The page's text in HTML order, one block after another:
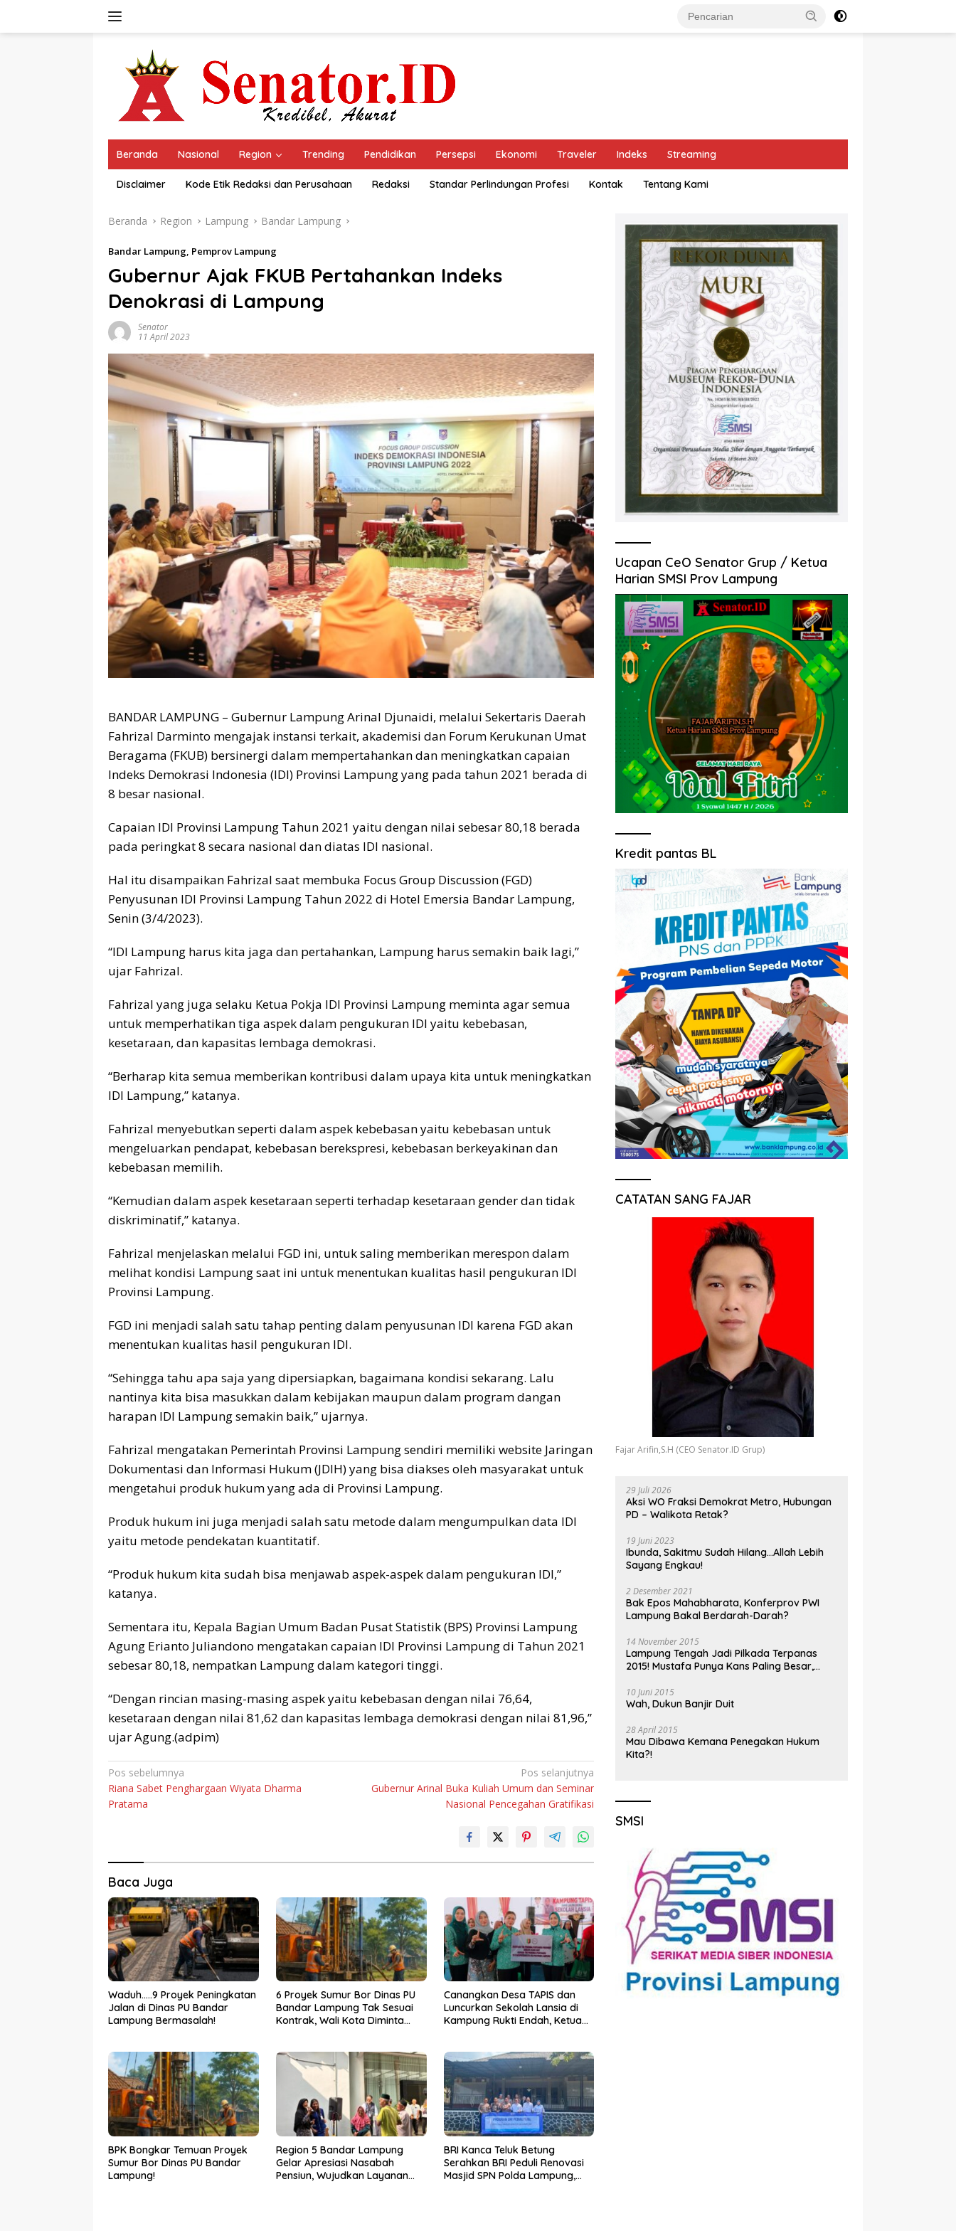
Beranda Nasional Region Trending Pendidikan Persepsi Ekonomi Traveler Indeks Streaming
Disclaimer Kode Etik Redaksi dan Perusahaan Redaksi Standar Perlindungan Profesi Kontak Tentang Kami
Beranda Region Lampung Bandar Lampung
Bandar Lampung, Pemprov Lampung
Gubernur Ajak FKUB Pertahankan Indeks
Denokrasi di Lampung
Senator
11 April 2023
BANDAR LAMPUNG – Gubernur Lampung Arinal Djunaidi, melalui Sekertaris Daerah
Fahrizal Darminto mengajak instansi terkait, akademisi dan Forum Kerukunan Umat
Beragama (FKUB) bersinergi dalam mempertahankan dan meningkatkan capaian
Indeks Demokrasi Indonesia (IDI) Provinsi Lampung yang pada tahun 2021 berada di
8 besar nasional.
Capaian IDI Provinsi Lampung Tahun 2021 yaitu dengan nilai sebesar 80,18 berada
pada peringkat 8 secara nasional dan diatas IDI nasional.
Hal itu disampaikan Fahrizal saat membuka Focus Group Discussion (FGD)
Penyusunan IDI Provinsi Lampung Tahun 2022 di Hotel Emersia Bandar Lampung,
Senin (3/4/2023).
“IDI Lampung harus kita jaga dan pertahankan, Lampung harus semakin baik lagi,”
ujar Fahrizal.
Fahrizal yang juga selaku Ketua Pokja IDI Provinsi Lampung meminta agar semua
untuk memperhatikan tiga aspek dalam pengukuran IDI yaitu kebebasan,
kesetaraan, dan kapasitas lembaga demokrasi.
“Berharap kita semua memberikan kontribusi dalam upaya kita untuk meningkatkan
IDI Lampung,” katanya.
Fahrizal menyebutkan seperti dalam aspek kebebasan yaitu kebebasan untuk
mengeluarkan pendapat, kebebasan berekspresi, kebebasan berkeyakinan dan
kebebasan memilih.
“Kemudian dalam aspek kesetaraan seperti terhadap kesetaraan gender dan tidak
diskriminatif,” katanya.
Fahrizal menjelaskan melalui FGD ini, untuk saling memberikan merespon dalam
melihat kondisi Lampung saat ini untuk menentukan kualitas hasil pengukuran IDI
Provinsi Lampung.
FGD ini menjadi salah satu tahap penting dalam penyusunan IDI karena FGD akan
menentukan kualitas hasil pengukuran IDI.
“Sehingga tahu apa saja yang dipersiapkan, bagaimana kondisi sekarang. Lalu
nantinya kita bisa masukkan dalam kebijakan maupun dalam program dangan
harapan IDI Lampung semakin baik,” ujarnya.
Fahrizal mengatakan Pemerintah Provinsi Lampung sendiri memiliki website Jaringan
Dokumentasi dan Informasi Hukum (JDIH) yang bisa diakses oleh masyarakat untuk
mengetahui produk hukum yang ada di Provinsi Lampung.
Produk hukum ini juga menjadi salah satu metode dalam mengumpulkan data IDI
yaitu metode pendekatan kuantitatif.
“Produk hukum kita sudah bisa menjawab aspek-aspek dalam pengukuran IDI,”
katanya.
Sementara itu, Kepala Bagian Umum Badan Pusat Statistik (BPS) Provinsi Lampung
Agung Erianto Juliandono mengatakan capaian IDI Provinsi Lampung di Tahun 2021
sebesar 80,18, nempatkan Lampung dalam kategori tinggi.
“Dengan rincian masing-masing aspek yaitu kebebasan dengan nilai 76,64,
kesetaraan dengan nilai 81,62 dan kapasitas lembaga demokrasi dengan nilai 81,96,”
ujar Agung.(adpim)
Navigasi
pos
Pos sebelumnya
Riana Sabet Penghargaan Wiyata Dharma
Pratama
Pos selanjutnya
Gubernur Arinal Buka Kuliah Umum dan Seminar
Nasional Pencegahan Gratifikasi
Baca Juga
Waduh…..9 Proyek Peningkatan
Jalan di Dinas PU Bandar
Lampung Bermasalah!
6 Proyek Sumur Bor Dinas PU
Bandar Lampung Tak Sesuai
Kontrak, Wali Kota Diminta
Canangkan Desa TAPIS dan
Luncurkan Sekolah Lansia di
Kampung Rukti Endah, Ketua
dari Desa
BPK Bongkar Temuan Proyek
Sumur Bor Dinas PU Bandar
Lampung!
Region 5 Bandar Lampung
Gelar Apresiasi Nasabah
Pensiun, Wujudkan Layanan
BRI Kanca Teluk Betung
Serahkan BRI Peduli Renovasi
Masjid SPN Polda Lampung,
Ucapan CeO Senator Grup / Ketua
Harian SMSI Prov Lampung
Kredit pantas BL
CATATAN SANG FAJAR
Fajar Arifin,S.H (CEO Senator.ID Grup)
29 Juli 2026
Aksi WO Fraksi Demokrat Metro, Hubungan
PD – Walikota Retak?
19 Juni 2023
Ibunda, Sakitmu Sudah Hilang…Allah Lebih
Sayang Engkau!
2 Desember 2021
Bak Epos Mahabharata, Konferprov PWI
Lampung Bakal Berdarah-Darah?
14 November 2015
Lampung Tengah Jadi Pilkada Terpanas
2015! Mustafa Punya Kans Paling Besar,
10 Juni 2015
Wah, Dukun Banjir Duit
28 April 2015
Mau Dibawa Kemana Penegakan Hukum
Kita?!
SMSI